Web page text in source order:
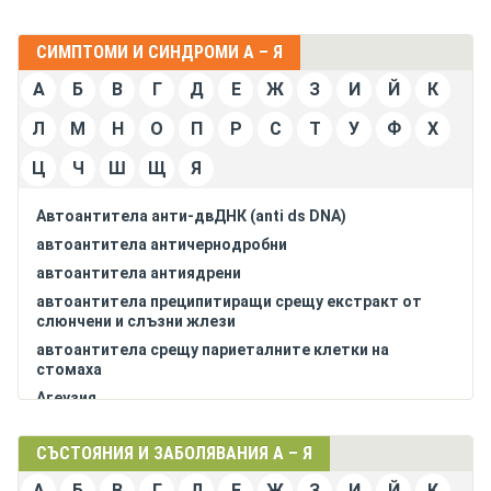
СИМПТОМИ И СИНДРОМИ А – Я
А
Б В Г Д Е Ж З И Й
К
Л
М Н О П Р С Т У Ф
Х
Ц
Ч Ш Щ Я
Автоантитела анти-двДНК (anti ds DNA)
автоантитела античернодробни
автоантитела антиядрени
автоантитела преципитиращи срещу екстракт от
слюнчени и слъзни жлези
автоантитела срещу париеталните клетки на
стомаха
Агеузия
адинамия
адреналин в кръвта повишен
СЪСТОЯНИЯ И ЗАБОЛЯВАНИЯ А – Я